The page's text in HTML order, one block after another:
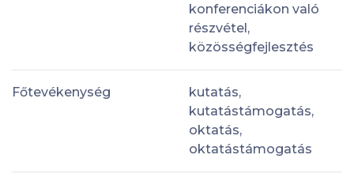
konferenciákon való
részvétel,
közösségfejlesztés
Főtevékenység
kutatás,
kutatástámogatás,
oktatás,
oktatástámogatás